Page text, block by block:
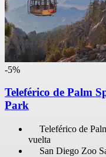
-5%
Teleférico de Palm
Park
Teleférico de
vuelta
San Diego Zoo